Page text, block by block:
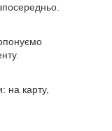
на карту,